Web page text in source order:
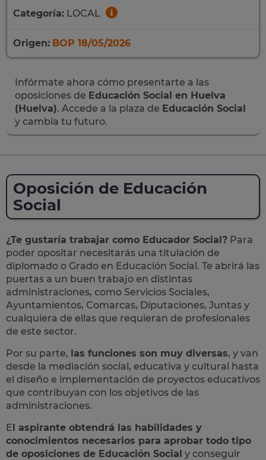
Categoría: LOCAL
Origen: BOP 18/05/2026
Infórmate ahora cómo presentarte a las
oposiciones de Educación Social en Huelva
(Huelva). Accede a la plaza de Educación Social
y cambia tu futuro.
Oposición de Educación
Social
¿Te gustaría trabajar como Educador Social? Para
poder opositar necesitarás una titulación de
diplomado o Grado en Educación Social. Te abrirá las
puertas a un buen trabajo en distintas
administraciones, como Servicios Sociales,
Ayuntamientos, Comarcas, Diputaciones, Juntas y
cualquiera de ellas que requieran de profesionales
de este sector.
Por su parte, las funciones son muy diversas, y van
desde la mediación social, educativa y cultural hasta
el diseño e implementación de proyectos educativos
que contribuyan con los objetivos de las
administraciones.
El aspirante obtendrá las habilidades y
conocimientos necesarios para aprobar todo tipo
de oposiciones de Educación Social y conseguir